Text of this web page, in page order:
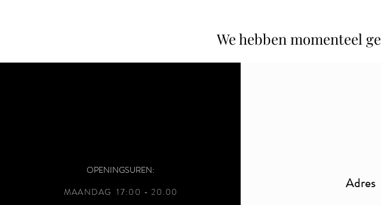
We hebben momenteel
OPENINGSUREN:
MAANDAG 17:00 - 20.00
Adres